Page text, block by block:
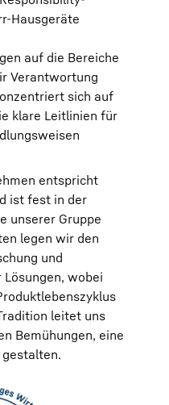
Hausgeräte
auf die Bereiche
Verantwortung
sich auf
klare Leitlinien für
entspricht
ist fest in der
unserer Gruppe
legen wir den
und
wobei
leitet uns
Bemühungen, eine